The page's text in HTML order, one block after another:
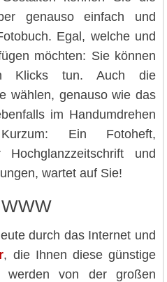
genauso einfach und
Egal, welche und
möchten: Sie können
Klicks tun. Auch die
wählen, genauso wie das
im Handumdrehen
Ein Fotoheft,
und
wartet auf Sie!
durch das Internet und
, die Ihnen diese günstige
werden von der großen